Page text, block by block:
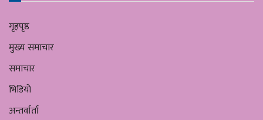
गृहपृष्ठ
मुख्य समाचार
समाचार
भिडियो
अन्तर्वार्ता